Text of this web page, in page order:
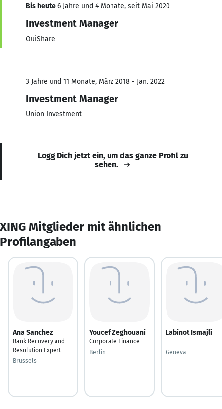
Bis heute 6 Jahre und 4 Monate, seit Mai 2020
Investment Manager
OuiShare
3 Jahre und 11 Monate, März 2018 - Jan. 2022
Investment Manager
Union Investment
Logg Dich jetzt ein, um das ganze Profil zu
sehen.
XING Mitglieder mit ähnlichen
Profilangaben
Ana Sanchez
Bank Recovery and
Resolution Expert
Brussels
Youcef Zeghouani
Corporate Finance
Berlin
Labinot Ismajli
---
Geneva